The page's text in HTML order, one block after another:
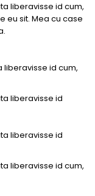
liberavisse id cum,
eu sit. Mea cu case
liberavisse id cum,
liberavisse id
liberavisse id
liberavisse id cum,